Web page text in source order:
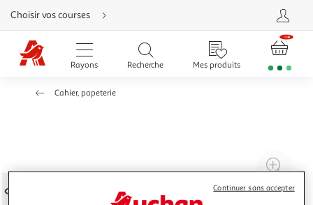
Aller
directement
au
contenu
Aller
directement
Aller
rubrique
Choisir vos courses
Rayons Recherche Mes produits
Cahier, papeterie
Continuer sans accepter